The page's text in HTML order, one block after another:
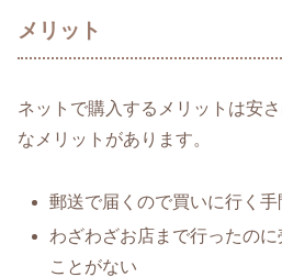
メリット
ネットで購入するメリットは安
なメリットがあります。
郵送で届くので買いに行く
わざわざお店まで行ったの
ことがない